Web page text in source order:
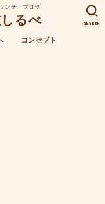
ンチ」ブログ
るべ
コンセプト
SEARCH